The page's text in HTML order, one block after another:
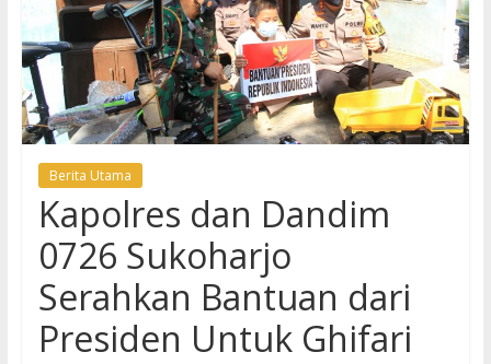
Berita Utama
Kapolres dan Dandim
0726 Sukoharjo
Serahkan Bantuan dari
Presiden Untuk Ghifari